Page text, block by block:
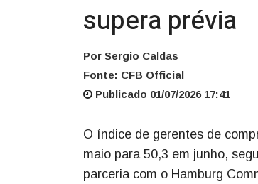
supera prévia
Por Sergio Caldas
Fonte: CFB Official
Publicado 01/07/2026 17:41
O índice de gerentes de
maio para 50,3 em junho,
parceria com o Hamburg